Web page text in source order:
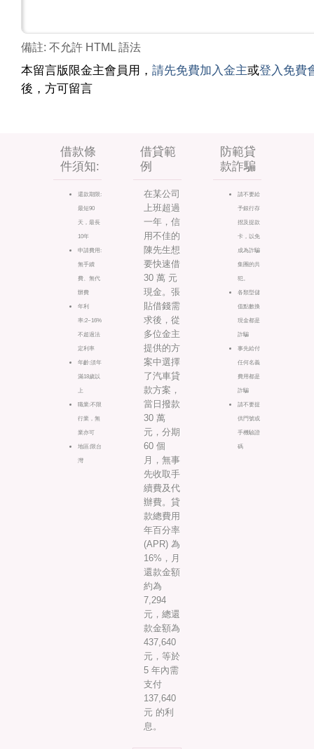
備註: 不允許 HTML 語法
本留言版限金主會員用， 請先免費加入金主或登入免費
後，方可留言
借款條
件須知:
還款期限:
最短90
天，最長
10年
申請費用:
無手續
費、無代
辦費
年利
率:2~16%
不超過法
定利率
年齡:須年
滿18歲以
上
職業:不限
行業，無
業亦可
地區:限台
灣
借貸範
例
在某公司
上班超過
一年，信
用不佳的
陳先生想
要快速借
30 萬 元
現金。張
貼借錢需
求後，從
多位金主
提供的方
案中選擇
了汽車貸
款方案，
當日撥款
30 萬
元，分期
60 個
月，無事
先收取手
續費及代
辦費。貸
款總費用
年百分率
(APR) 為
16%，月
還款金額
約為
7,294
元，總還
款金額為
437,640
元，等於
5 年內需
支付
137,640
元 的利
息。
防範貸
款詐騙
請不要給
予銀行存
摺及提款
卡，以免
成為詐騙
集團的共
犯。
各類型儲
值點數換
現金都是
詐騙
事先給付
任何名義
費用都是
詐騙
請不要提
供門號或
手機驗證
碼